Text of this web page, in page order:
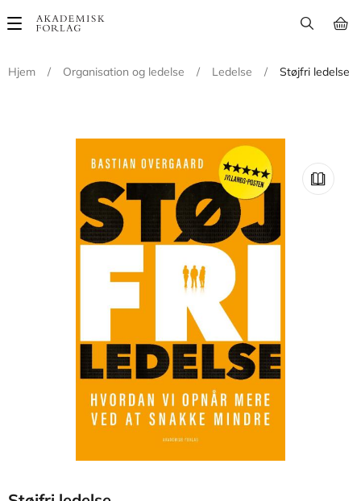
Main
Hjem
/ Organisation og ledelse / Ledelse / Støjfri ledelse